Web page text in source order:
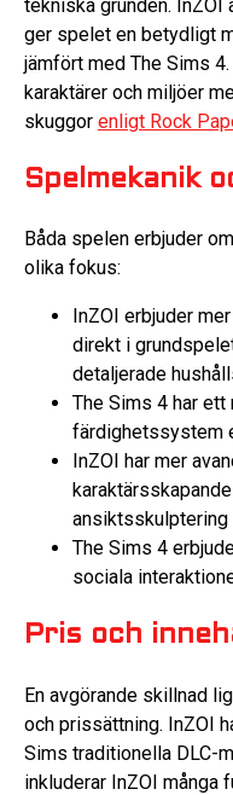
tekniska grunden. InZOI
ger spelet en betydligt
jämfört med The Sims
karaktärer och miljöer
skuggor enligt Rock
Spelmekanik
Båda spelen erbjuder
olika fokus:
InZOI erbjuder
direkt i
detaljerade
The Sims 4 har
färdighetssystem
InZOI har mer
ansiktsskulptering
The Sims 4
sociala
Pris och
En avgörande skillnad
och prissättning. InZOI
Sims traditionella DLC-
inkluderar InZOI många